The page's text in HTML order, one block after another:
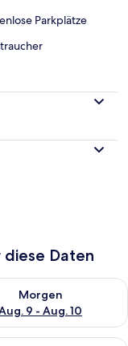
Parkplätze
Daten
Aug. 8 - Aug. 9.
Morgen
9 - Aug. 10
die Verfügbarkeit